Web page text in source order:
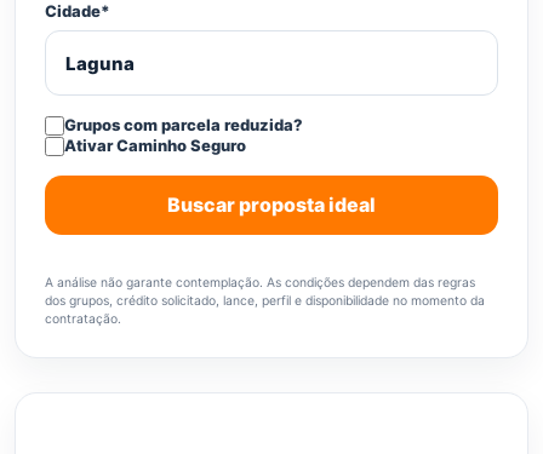
Cidade*
Grupos com parcela reduzida?
Ativar Caminho Seguro
Buscar proposta ideal
A análise não garante contemplação. As condições dependem das regras
dos grupos, crédito solicitado, lance, perfil e disponibilidade no momento da
contratação.